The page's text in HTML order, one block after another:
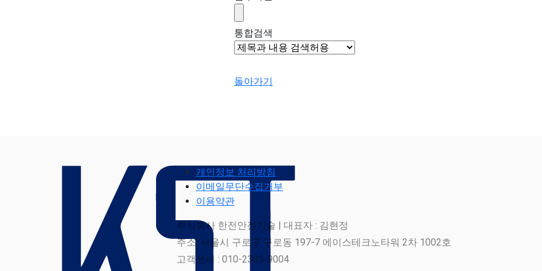
통합검색
돌아가기
개인정보 처리방침
이메일무단수집거부
이용약관
주식회사 한전안전기술 | 대표자 : 김현정
주소: 서울시 구로구 구로동 197-7 에이스테크노타워 2차 1002호
고객센터 : 010-2305-9004